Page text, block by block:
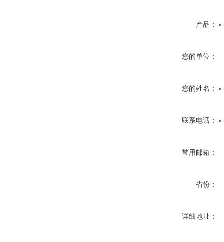
产品：
您的单位：
您的姓名：
联系电话：
常用邮箱：
省份：
详细地址：